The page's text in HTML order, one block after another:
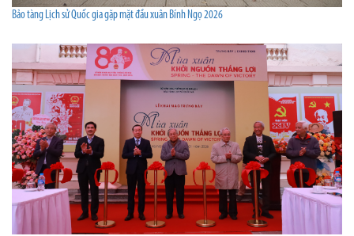
Bảo tàng Lịch sử Quốc gia gặp mặt đầu xuân Bính Ngọ 2026